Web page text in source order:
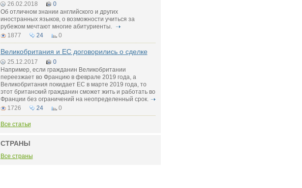
26.02.2018
0
Об отличном знании английского и других
иностранных языков, о возможности учиться за
рубежом мечтают многие абитуриенты.
1877
24 0
Великобритания и ЕС договорились о сделке
25.12.2017
0
Например, если гражданин Великобритании
переезжает во Францию в феврале 2019 года, а
Великобритания покидает ЕС в марте 2019 года, то
этот британский гражданин сможет жить и работать во
Франции без ограничений на неопределенный срок.
1726
24 0
Все статьи
СТРАНЫ
Все страны